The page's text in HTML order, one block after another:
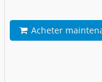
Acheter